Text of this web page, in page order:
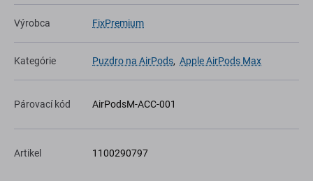
Výrobca FixPremium
Kategórie Puzdro na AirPods, Apple AirPods Max
Párovací kód AirPodsM-ACC-001
Artikel 1100290797